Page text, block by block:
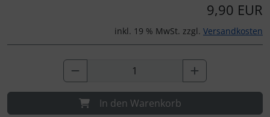
9,90 EUR
inkl. 19 % MwSt. zzgl. Versandkosten
In den Warenkorb